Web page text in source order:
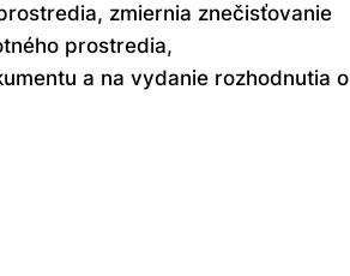
zmiernia znečisťovanie
prostredia,
a na vydanie rozhodnutia o